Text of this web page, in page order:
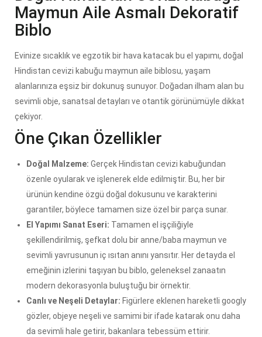
Maymun Aile Asmalı Dekoratif
Biblo
Evinize sıcaklık ve egzotik bir hava katacak bu el yapımı, doğal
Hindistan cevizi kabuğu maymun aile biblosu, yaşam
alanlarınıza eşsiz bir dokunuş sunuyor. Doğadan ilham alan bu
sevimli obje, sanatsal detayları ve otantik görünümüyle dikkat
çekiyor.
Öne Çıkan Özellikler
Doğal Malzeme: Gerçek Hindistan cevizi kabuğundan
özenle oyularak ve işlenerek elde edilmiştir. Bu, her bir
ürünün kendine özgü doğal dokusunu ve karakterini
garantiler, böylece tamamen size özel bir parça sunar.
El Yapımı Sanat Eseri: Tamamen el işçiliğiyle
şekillendirilmiş, şefkat dolu bir anne/baba maymun ve
sevimli yavrusunun iç ısıtan anını yansıtır. Her detayda el
emeğinin izlerini taşıyan bu biblo, geleneksel zanaatın
modern dekorasyonla buluştuğu bir örnektir.
Canlı ve Neşeli Detaylar: Figürlere eklenen hareketli googly
gözler, objeye neşeli ve samimi bir ifade katarak onu daha
da sevimli hale getirir, bakanlara tebessüm ettirir.